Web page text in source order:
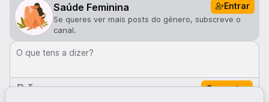
Saúde Feminina Entrar
Se queres ver mais posts do género, subscreve o
canal.
O que tens a dizer?
Comentar